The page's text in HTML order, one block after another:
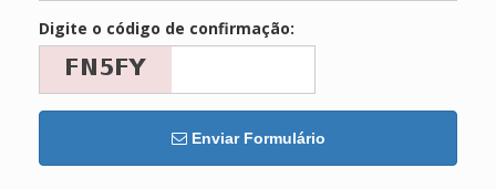
Digite o código de confirmação:
Enviar Formulário